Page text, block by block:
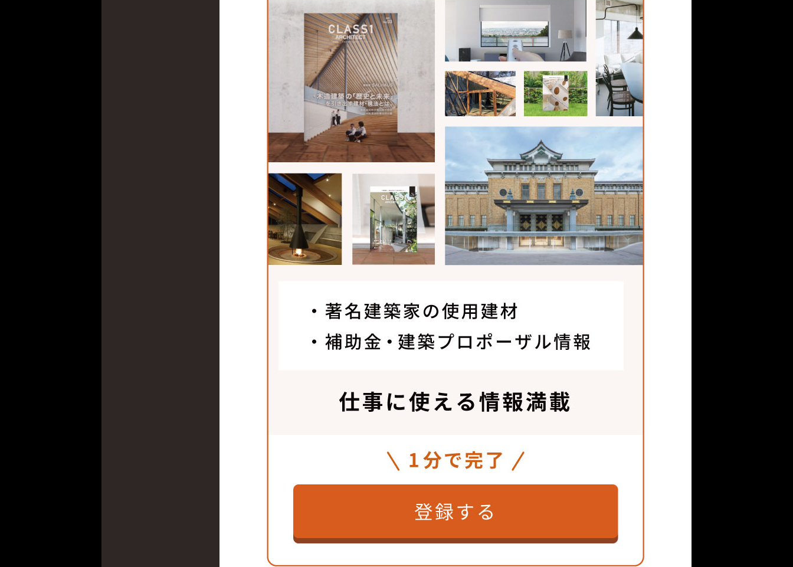
日本ペイント株式会社
〒140-8677
東京都品川区南品川4-7-16
TEL：03-3740-1488
FAX：03-3740-1255
MAIL：perfectemo@nipponpaint.jp
WEB：https://www.nipponpaint.co.jp/